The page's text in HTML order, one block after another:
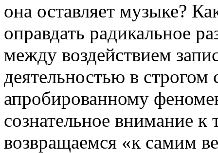
она оставляет музыке?
оправдать радикальное
между воздействием
деятельностью в строгом
апробированному
сознательное внимание к
возвращаемся «к самим